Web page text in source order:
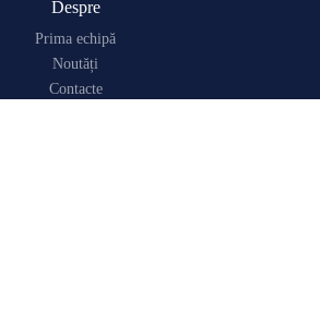
Despre
Prima echipă
Noutăți
Contacte